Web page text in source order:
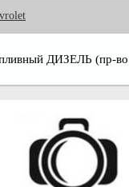
ДИЗЕЛЬ (пр-